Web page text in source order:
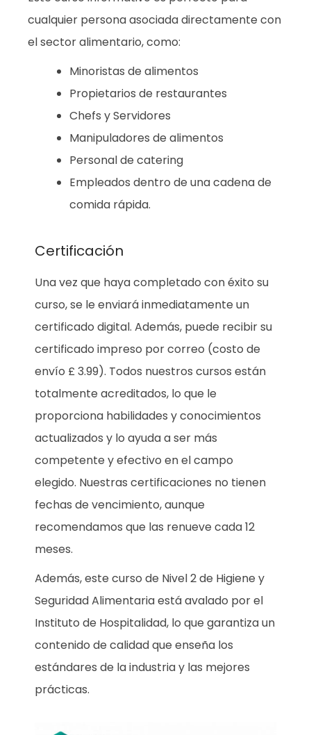
cualquier persona asociada directamente con
el sector alimentario, como:
Minoristas de alimentos
Propietarios de restaurantes
Chefs y Servidores
Manipuladores de alimentos
Personal de catering
Empleados dentro de una cadena de
comida rápida.
Certificación
Una vez que haya completado con éxito su
curso, se le enviará inmediatamente un
certificado digital. Además, puede recibir su
certificado impreso por correo (costo de
envío £ 3.99). Todos nuestros cursos están
totalmente acreditados, lo que le
proporciona habilidades y conocimientos
actualizados y lo ayuda a ser más
competente y efectivo en el campo
elegido. Nuestras certificaciones no tienen
fechas de vencimiento, aunque
recomendamos que las renueve cada 12
meses.
Además, este curso de Nivel 2 de Higiene y
Seguridad Alimentaria está avalado por el
Instituto de Hospitalidad, lo que garantiza un
contenido de calidad que enseña los
estándares de la industria y las mejores
prácticas.